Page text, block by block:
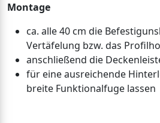
Montage
ca. alle 40 cm die
Vertäfelung bzw. das
anschließend die
für eine ausreichende
breite Funktionalfuge lassen